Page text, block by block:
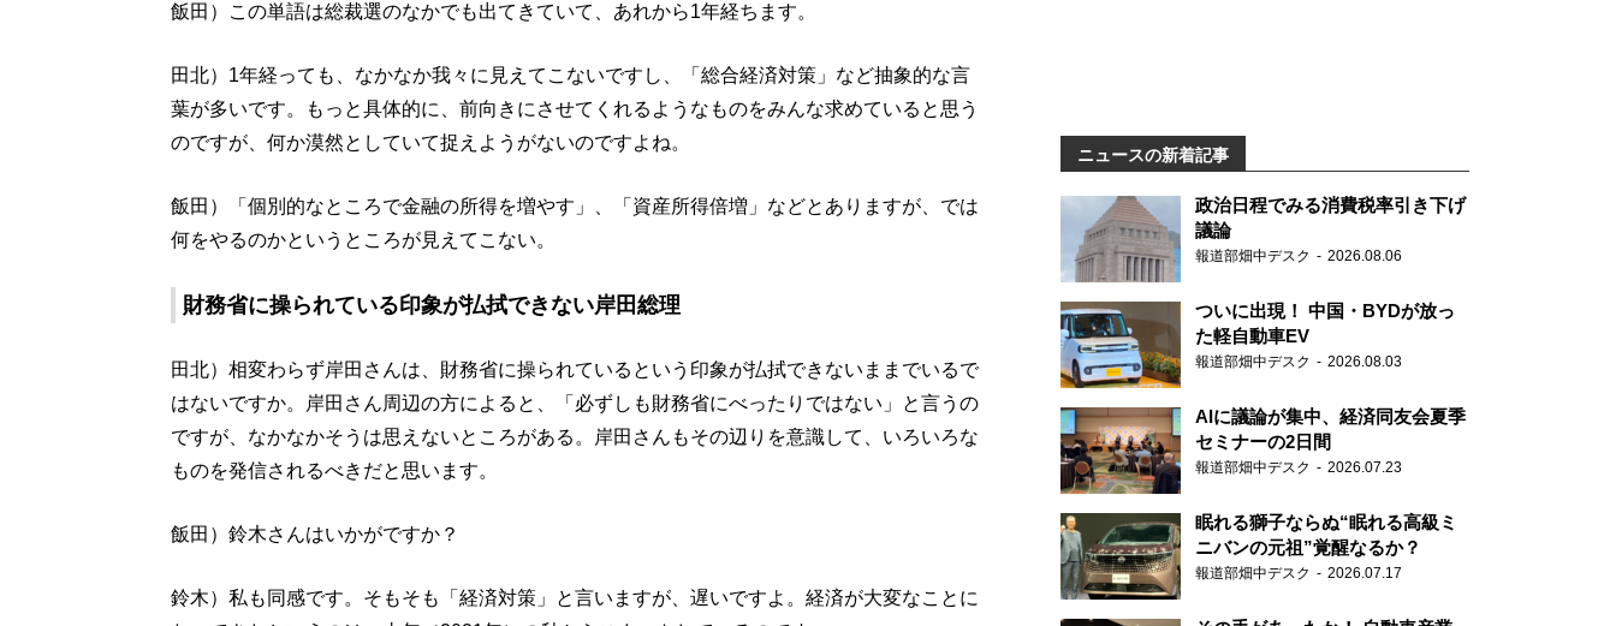
飯田）この単語は総裁選のなかでも出てきていて、あれから1年経ちます。
田北）1年経っても、なかなか我々に見えてこないですし、「総合経済対策」など抽象的な言
葉が多いです。もっと具体的に、前向きにさせてくれるようなものをみんな求めていると思う
のですが、何か漠然としていて捉えようがないのですよね。
飯田）「個別的なところで金融の所得を増やす」、「資産所得倍増」などとありますが、では
何をやるのかというところが見えてこない。
財務省に操られている印象が払拭できない岸田総理
田北）相変わらず岸田さんは、財務省に操られているという印象が払拭できないままでいるで
はないですか。岸田さん周辺の方によると、「必ずしも財務省にべったりではない」と言うの
ですが、なかなかそうは思えないところがある。岸田さんもその辺りを意識して、いろいろな
ものを発信されるべきだと思います。
飯田）鈴木さんはいかがですか？
鈴木）私も同感です。そもそも「経済対策」と言いますが、遅いですよ。経済が大変なことに
ニュースの新着記事
政治日程でみる消費税率引き下げ
議論
報道部畑中デスク 2026.08.06
ついに出現！ 中国・BYDが放っ
た軽自動車EV
報道部畑中デスク 2026.08.03
AIに議論が集中、経済同友会夏季
セミナーの2日間
報道部畑中デスク 2026.07.23
眠れる獅子ならぬ“眠れる高級ミ
ニバンの元祖”覚醒なるか？
報道部畑中デスク 2026.07.17